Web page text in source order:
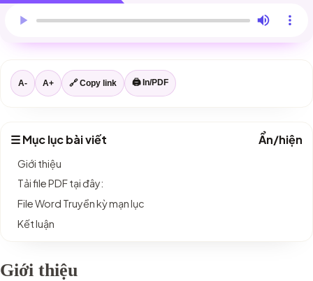
Trình duyệt này chưa hỗ trợ đọc bài viết.
A- A+ 🔗 Copy link 🖨 In/PDF
☰ Mục lục bài viết Ẩn/hiện
Giới thiệu
Tải file PDF tại đây:
File Word Truyền kỳ mạn lục
Kết luận
Giới thiệu